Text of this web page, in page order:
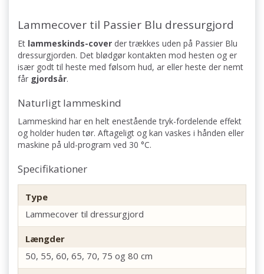
Lammecover til Passier Blu dressurgjord
Et lammeskinds-cover der trækkes uden på Passier Blu
dressur­gjorden. Det blødgør kontakten mod hesten og er
især godt til heste med følsom hud, ar eller heste der nemt
får gjordsår.
Naturligt lammeskind
Lammeskind har en helt enestående tryk-fordelende effekt
og holder huden tør. Aftageligt og kan vaskes i hånden eller
maskine på uld-program ved 30 °C.
Specifikationer
Type
Lammecover til dressurgjord
Længder
50, 55, 60, 65, 70, 75 og 80 cm